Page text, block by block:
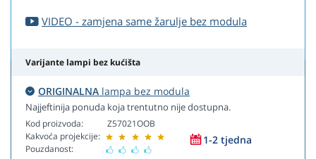
VIDEO - zamjena same žarulje bez modula
Varijante lampi bez kućišta
ORIGINALNA lampa bez modula
Najjeftinija ponuda koja trentutno nije dostupna.
Kod proizvoda:
Kakvoća projekcije:
Pouzdanost:
Z57021OOB
1-2 tjedna